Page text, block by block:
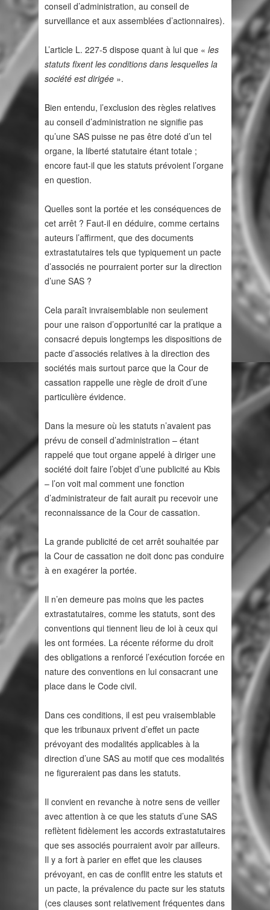
conseil d’administration, au conseil de
surveillance et aux assemblées d’actionnaires).
L’article L. 227-5 dispose quant à lui que « les
statuts fixent les conditions dans lesquelles la
société est dirigée ».
Bien entendu, l’exclusion des règles relatives
au conseil d’administration ne signifie pas
qu’une SAS puisse ne pas être doté d’un tel
organe, la liberté statutaire étant totale ;
encore faut-il que les statuts prévoient l’organe
en question.
Quelles sont la portée et les conséquences de
cet arrêt ? Faut-il en déduire, comme certains
auteurs l’affirment, que des documents
extrastatutaires tels que typiquement un pacte
d’associés ne pourraient porter sur la direction
d’une SAS ?
Cela paraît invraisemblable non seulement
pour une raison d’opportunité car la pratique a
consacré depuis longtemps les dispositions de
pacte d’associés relatives à la direction des
sociétés mais surtout parce que la Cour de
cassation rappelle une règle de droit d’une
particulière évidence.
Dans la mesure où les statuts n’avaient pas
prévu de conseil d’administration – étant
rappelé que tout organe appelé à diriger une
société doit faire l’objet d’une publicité au Kbis
– l’on voit mal comment une fonction
d’administrateur de fait aurait pu recevoir une
reconnaissance de la Cour de cassation.
La grande publicité de cet arrêt souhaitée par
la Cour de cassation ne doit donc pas conduire
à en exagérer la portée.
Il n’en demeure pas moins que les pactes
extrastatutaires, comme les statuts, sont des
conventions qui tiennent lieu de loi à ceux qui
les ont formées. La récente réforme du droit
des obligations a renforcé l’exécution forcée en
nature des conventions en lui consacrant une
place dans le Code civil.
Dans ces conditions, il est peu vraisemblable
que les tribunaux privent d’effet un pacte
prévoyant des modalités applicables à la
direction d’une SAS au motif que ces modalités
ne figureraient pas dans les statuts.
Il convient en revanche à notre sens de veiller
avec attention à ce que les statuts d’une SAS
reflètent fidèlement les accords extrastatutaires
que ses associés pourraient avoir par ailleurs.
Il y a fort à parier en effet que les clauses
prévoyant, en cas de conflit entre les statuts et
un pacte, la prévalence du pacte sur les statuts
(ces clauses sont relativement fréquentes dans